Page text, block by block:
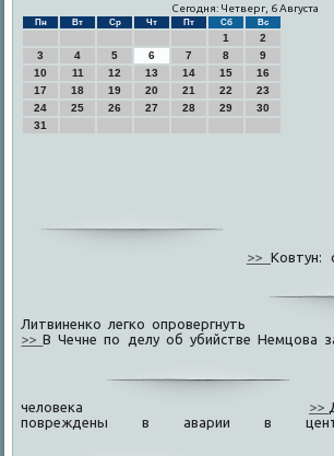
Сегодня: Четверг, 6 Августа
Пн Вт Ср Чт Пт Сб Вс
1
2
3
4 5 6 7 8
9
10
11 12 13 14 15
16
17
18 19 20 21 22
23
24
25 26 27 28 29
30
31
>> Ковтун:
Литвиненко легко опровергнуть
>>В Чечне по делу об убийстве Немцова
человека >>
повреждены в аварии в